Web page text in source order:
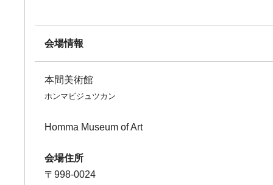
会場情報
本間美術館
ホンマビジュツカン
Homma Museum of Art
会場住所
〒998-0024